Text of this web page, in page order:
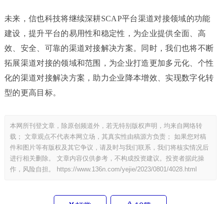
未来，信也科技将继续深耕SCAP平台渠道对接领域的功能
建设，提升平台的易用性和稳定性，为企业提供全面、高
效、安全、可靠的渠道对接解决方案。同时，我们也将不断
拓展渠道对接的领域和范围，为企业打造更加多元化、个性
化的渠道对接解决方案，助力企业降本增效、实现数字化转
型的更高目标。
本网所刊登文章，除原创频道外，若无特别版权声明，均来自网络转
载； 文章观点不代表本网立场，其真实性由稿源方负责； 如果您对稿
件和图片等有版权及其它争议，请及时与我们联系，我们将核实情况后
进行相关删除。 文章内容仅供参考，不构成投资建议。投资者据此操
作，风险自担。
https://www.136n.com/yejie/2023/0801/4028.html